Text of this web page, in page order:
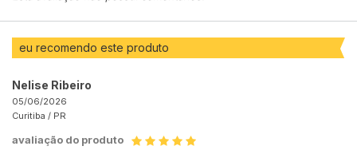
eu recomendo este produto
Nelise Ribeiro
05/06/2026
Curitiba / PR
avaliação do produto